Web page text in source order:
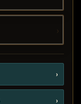
›
›
›